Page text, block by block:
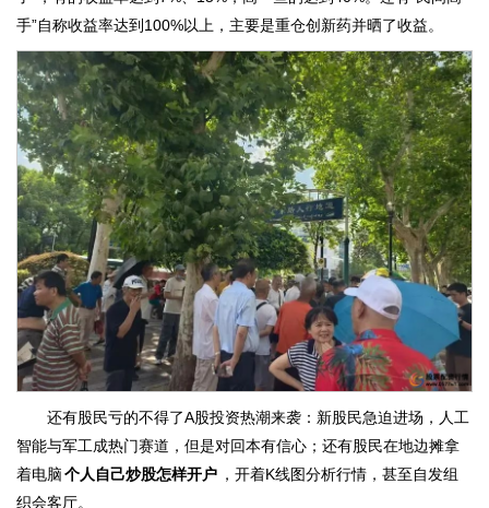
手”自称收益率达到100%以上，主要是重仓创新药并晒了收益。
还有股民亏的不得了A股投资热潮来袭：新股民急迫进场，人工
智能与军工成热门赛道，但是对回本有信心；还有股民在地边摊拿
着电脑个人自己炒股怎样开户 ，开着K线图分析行情，甚至自发组
织会客厅。